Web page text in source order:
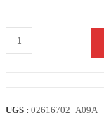
quantité
de
AK550
UGS : 02616702_A09A